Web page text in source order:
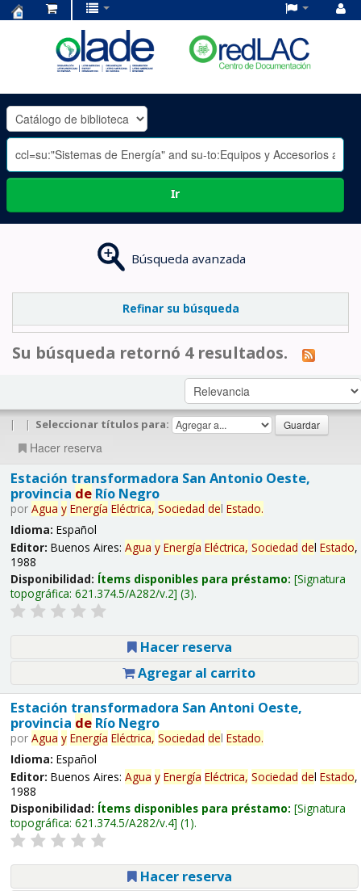
OLADE
-
Ir
Búsqueda avanzada
Refinar su búsqueda
Su búsqueda retornó 4 resultados.
| | Seleccionar títulos para:
Hacer reserva
Estación transformadora San Antonio Oeste,
provincia deRío Negro
por Agua y Energía Eléctrica, Sociedad del Estado.
Idioma: Español
Editor: Buenos Aires: Agua y Energía Eléctrica, Sociedad del Estado,
1988
Disponibilidad: Ítems disponibles para préstamo: Signatura
topográfica: 621.374.5/A282/v.2 (3).
Hacer reserva
Agregar al carrito
Estación transformadora San Antoni Oeste,
provincia deRío Negro
por Agua y Energía Eléctrica, Sociedad del Estado.
Idioma: Español
Editor: Buenos Aires: Agua y Energía Eléctrica, Sociedad del Estado,
1988
Disponibilidad: Ítems disponibles para préstamo: Signatura
topográfica: 621.374.5/A282/v.4 (1).
Hacer reserva